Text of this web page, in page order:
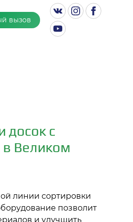
вызов
досок с
Великом
линии сортировки
позволит
и улучшить